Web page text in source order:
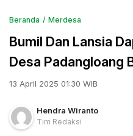
Beranda Merdesa
Bumil Dan Lansia
Desa Padangloang
13 April 2025 01:30 WIB
Hendra Wiranto
Tim Redaksi